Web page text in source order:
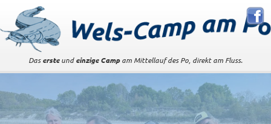
Dasersteundeinzige Campam Mittellauf des Po, direkt am Fluss.